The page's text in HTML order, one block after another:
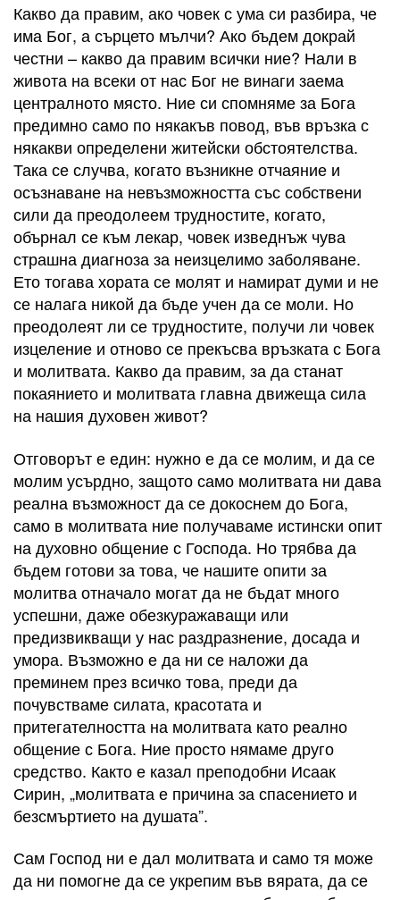
Какво да правим, ако човек с ума си разбира, че
има Бог, а сърцето мълчи? Ако бъдем докрай
честни – какво да правим всички ние? Нали в
живота на всеки от нас Бог не винаги заема
централното място. Ние си спомняме за Бога
предимно само по някакъв повод, във връзка с
някакви определени житейски обстоятелства.
Така се случва, когато възникне отчаяние и
осъзнаване на невъзможността със собствени
сили да преодолеем трудностите, когато,
обърнал се към лекар, човек изведнъж чува
страшна диагноза за неизцелимо заболяване.
Ето тогава хората се молят и намират думи и не
се налага никой да бъде учен да се моли. Но
преодолеят ли се трудностите, получи ли човек
изцеление и отново се прекъсва връзката с Бога
и молитвата. Какво да правим, за да станат
покаянието и молитвата главна движеща сила
на нашия духовен живот?
Отговорът е един: нужно е да се молим, и да се
молим усърдно, защото само молитвата ни дава
реална възможност да се докоснем до Бога,
само в молитвата ние получаваме истински опит
на духовно общение с Господа. Но трябва да
бъдем готови за това, че нашите опити за
молитва отначало могат да не бъдат много
успешни, даже обезкуражаващи или
предизвикващи у нас раздразнение, досада и
умора. Възможно е да ни се наложи да
преминем през всичко това, преди да
почувстваме силата, красотата и
притегателността на молитвата като реално
общение с Бога. Ние просто нямаме друго
средство. Както е казал преподобни Исаак
Сирин, „молитвата е причина за спасението и
безсмъртието на душата”.
Сам Господ ни е дал молитвата и само тя може
да ни помогне да се укрепим във вярата, да се